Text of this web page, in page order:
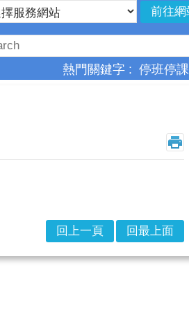
熱門關鍵字 停班停課
回上一頁 回最上面